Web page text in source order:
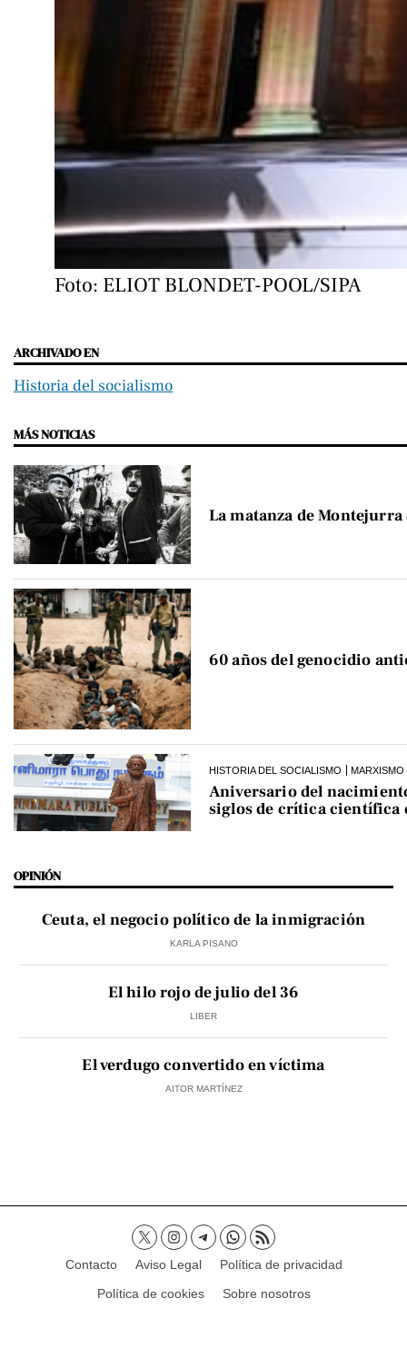
Foto: ELIOT BLONDET-POOL/SIPA
ARCHIVADO EN
Historia del socialismo
MÁS NOTICIAS
La matanza de
60 años del genocidio
HISTORIA DEL SOCIALISMO MARXISMO
Aniversario del
siglos de crítica científica
OPINIÓN
Ceuta, el negocio político de la inmigración
KARLA PISANO
El hilo rojo de julio del 36
LIBER
El verdugo convertido en víctima
AITOR MARTÍNEZ
Contacto Aviso Legal
Política de privacidad
Política de cookies
Sobre nosotros